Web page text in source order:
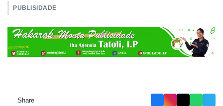
PUBLISIDADE
Share